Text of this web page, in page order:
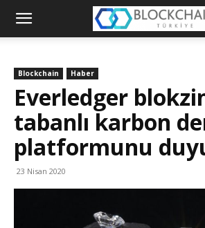
Blockchain
Blockchain Haber
Everledger
tabanlı karbon
platformunu
23 Nisan 2020